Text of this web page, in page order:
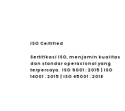
ISO Certified
Sertifikasi ISO, menjamin kualitas
dan standar operasional yang
terpercaya. ISO 9001 : 2015 | ISO
14001 : 2015 | ISO 45001 : 2018